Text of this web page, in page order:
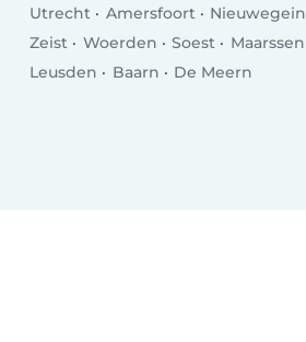
Utrecht Amersfoort Nieuwegein
Zeist
Woerden Soest Maarssen
Leusden
Baarn De Meern